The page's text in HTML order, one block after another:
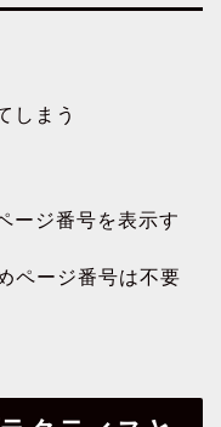
しまう
ージ番号を表示す
ページ番号は不要